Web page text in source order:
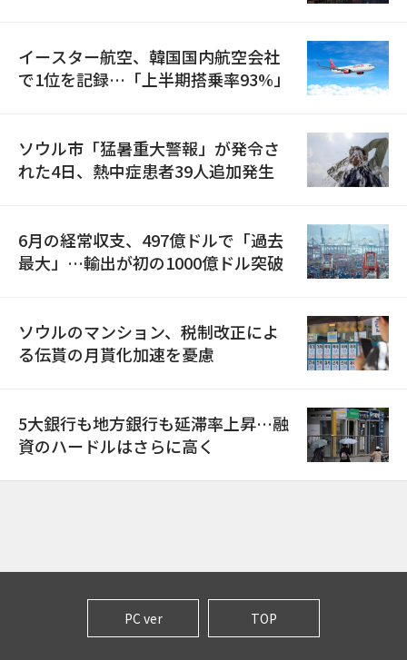
イースター航空、韓国国内航空会社
で1位を記録…「上半期搭乗率93%」
ソウル市「猛暑重大警報」が発令さ
れた4日、熱中症患者39人追加発生
6月の経常収支、497億ドルで「過去
最大」…輸出が初の1000億ドル突破
ソウルのマンション、税制改正によ
る伝貰の月貰化加速を憂慮
5大銀行も地方銀行も延滞率上昇…融
資のハードルはさらに高く
PC ver TOP